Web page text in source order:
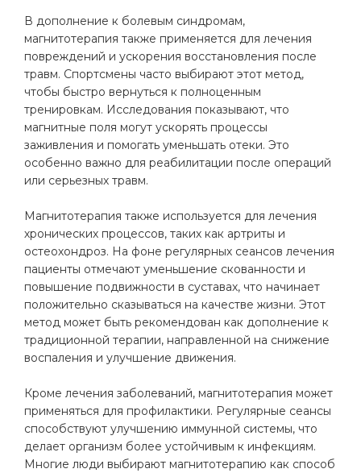
В дополнение к болевым синдромам,
магнитотерапия также применяется для лечения
повреждений и ускорения восстановления после
травм. Спортсмены часто выбирают этот метод,
чтобы быстро вернуться к полноценным
тренировкам. Исследования показывают, что
магнитные поля могут ускорять процессы
заживления и помогать уменьшать отеки. Это
особенно важно для реабилитации после операций
или серьезных травм.
Магнитотерапия также используется для лечения
хронических процессов, таких как артриты и
остеохондроз. На фоне регулярных сеансов лечения
пациенты отмечают уменьшение скованности и
повышение подвижности в суставах, что начинает
положительно сказываться на качестве жизни. Этот
метод может быть рекомендован как дополнение к
традиционной терапии, направленной на снижение
воспаления и улучшение движения.
Кроме лечения заболеваний, магнитотерапия может
применяться для профилактики. Регулярные сеансы
способствуют улучшению иммунной системы, что
делает организм более устойчивым к инфекциям.
Многие люди выбирают магнитотерапию как способ